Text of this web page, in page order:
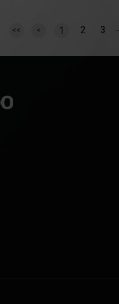
<< < 1 2 3